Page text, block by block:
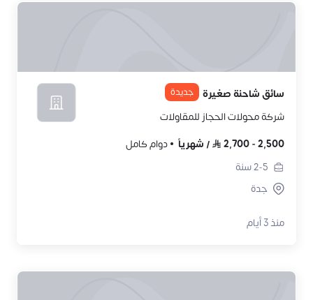
سائق شاحنة صغيرة جديدة
شركة محولات الحجاز للمقاولات
2,500
-
2,700
/ شهرياً
دوام كامل
2-5سنة
جدة
منذ 3 أيام